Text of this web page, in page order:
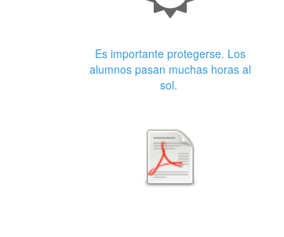
Es importante protegerse. Los
alumnos pasan muchas horas al
sol.